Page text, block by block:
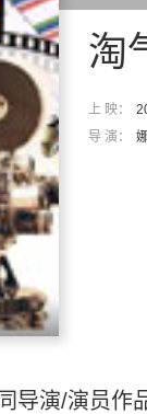
淘
上 映：
导 演：
同导演/演员作